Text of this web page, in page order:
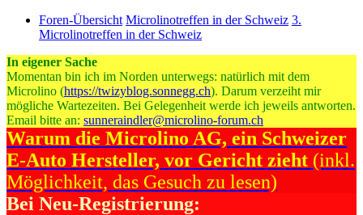
Foren-Übersicht Microlinotreffen in der Schweiz 3.
Microlinotreffen in der Schweiz
In eigener Sache
Momentan bin ich im Norden unterwegs: natürlich mit dem
Microlino (https://twizyblog.sonnegg.ch). Darum verzeiht mir
mögliche Wartezeiten. Bei Gelegenheit werde ich jeweils antworten.
Email bitte an: sunneraindler@microlino-forum.ch
Warum die Microlino AG, ein Schweizer
E-Auto Hersteller, vor Gericht zieht (inkl.
Möglichkeit, das Gesuch zu lesen)
Bei Neu-Registrierung: